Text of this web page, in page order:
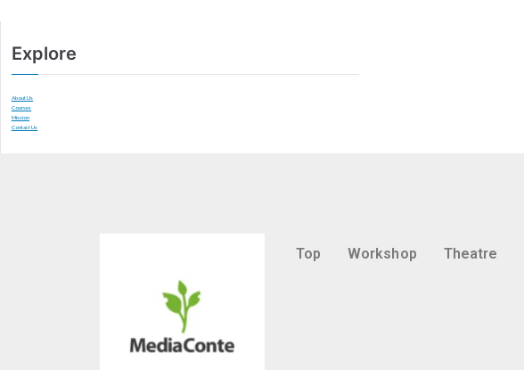
Explore
About Us
Courses
Mission
Contact Us
Top Workshop Theatre